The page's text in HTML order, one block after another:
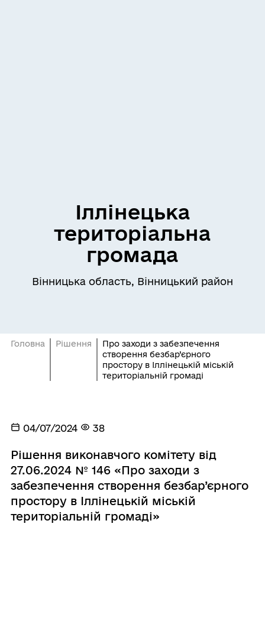
Іллінецька
територіальна
громада
Вінницька область, Вінницький район
Головна Рішення
Про заходи з забезпечення
створення безбар’єрного
простору в Іллінецькій міській
територіальній громаді
04/07/2024 38
Рішення виконавчого комітету від
27.06.2024 № 146 «Про заходи з
забезпечення створення безбар’єрного
простору в Іллінецькій міській
територіальній громаді»